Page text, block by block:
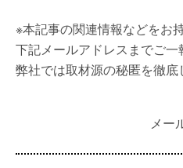
※本記事の関連情報などをお
下記メールアドレスまでご一
弊社では取材源の秘匿を徹底
メー